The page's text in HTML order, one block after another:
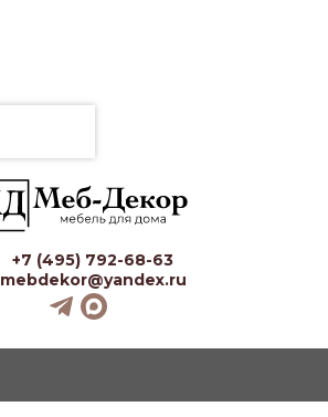
+7 (495) 792-68-63
mebdekor@yandex.ru